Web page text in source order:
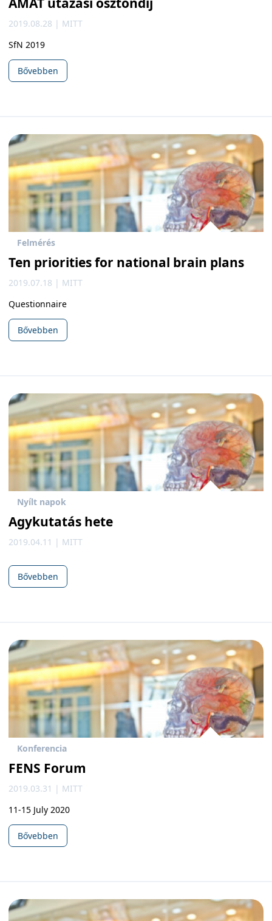
2019.08.28 | MITT
SfN 2019
Bővebben
Felmérés
Ten priorities for national brain plans
2019.07.18 | MITT
Questionnaire
Bővebben
Nyílt napok
Agykutatás hete
2019.04.11 | MITT
Bővebben
Konferencia
FENS Forum
2019.03.31 | MITT
11-15 July 2020
Bővebben